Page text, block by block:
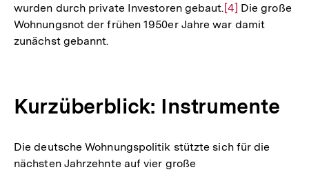
wurden durch private Investoren gebaut. Zur
Auflösung
[4] Die große
Wohnungsnot der frühen 1950er Jahre war damit
zunächst gebannt.
Kurzüberblick: Instrumente
Die deutsche Wohnungspolitik stützte sich für die
nächsten Jahrzehnte auf vier große